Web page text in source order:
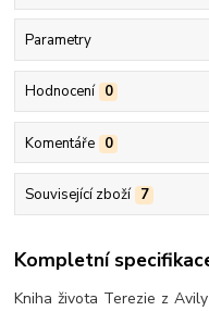
Parametry
Hodnocení 0
Komentáře 0
Související zboží 7
Kompletní
Kniha života Terezie z